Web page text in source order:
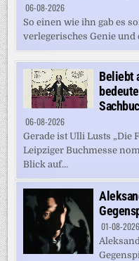
06-08-2026
So einen wie ihn gab es
verlegerisches Genie und
Beliebt
06-08-2026
Gerade ist Ulli Lusts „Die
Leipziger Buchmesse
Blick auf...
01-08-2026